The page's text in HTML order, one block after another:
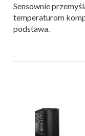
Sensownie
temperaturom
podstawa.